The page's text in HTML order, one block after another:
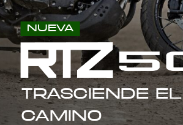
NUEVA
TRASCIENDE EL
CAMINO